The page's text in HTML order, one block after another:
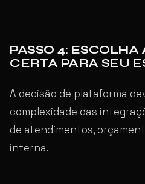
PASSO 4:
CERTA PARA SEU
A decisão de plataforma
complexidade das
de atendimentos,
interna.